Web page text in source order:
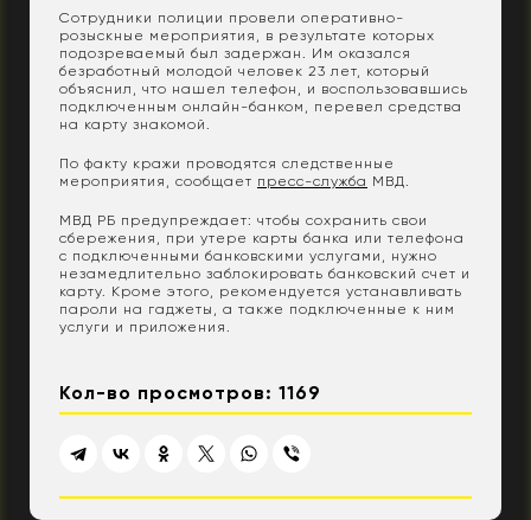
Сотрудники полиции провели оперативно-
розыскные мероприятия, в результате которых
подозреваемый был задержан. Им оказался
безработный молодой человек 23 лет, который
объяснил, что нашел телефон, и воспользовавшись
подключенным онлайн-банком, перевел средства
на карту знакомой.
По факту кражи проводятся следственные
мероприятия, сообщает пресс-служба МВД.
МВД РБ предупреждает: чтобы сохранить свои
сбережения, при утере карты банка или телефона
с подключенными банковскими услугами, нужно
незамедлительно заблокировать банковский счет и
карту. Кроме этого, рекомендуется устанавливать
пароли на гаджеты, а также подключенные к ним
услуги и приложения.
Кол-во просмотров: 1169